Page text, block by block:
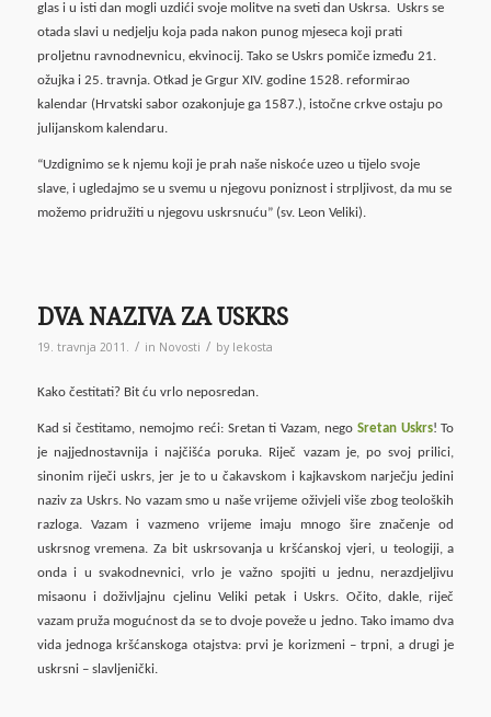
glas i u isti dan mogli uzdići svoje molitve na sveti dan Uskrsa. Uskrs se
otada slavi u nedjelju koja pada nakon punog mjeseca koji prati
proljetnu ravnodnevnicu, ekvinocij. Tako se Uskrs pomiče između 21.
ožujka i 25. travnja. Otkad je Grgur XIV. godine 1528. reformirao
kalendar (Hrvatski sabor ozakonjuje ga 1587.), istočne crkve ostaju po
julijanskom kalendaru.
“Uzdignimo se k njemu koji je prah naše niskoće uzeo u tijelo svoje
slave, i ugledajmo se u svemu u njegovu poniznost i strpljivost, da mu se
možemo pridružiti u njegovu uskrsnuću” (sv. Leon Veliki).
DVA NAZIVA ZA USKRS
19. travnja 2011. / in Novosti / by lekosta
Kako čestitati? Bit ću vrlo neposredan.
Kad si čestitamo, nemojmo reći: Sretan ti Vazam, nego Sretan Uskrs! To
je najjednostavnija i najčišća poruka. Riječ vazam je, po svoj prilici,
sinonim riječi uskrs, jer je to u čakavskom i kajkavskom narječju jedini
naziv za Uskrs. No vazam smo u naše vrijeme oživjeli više zbog teoloških
razloga. Vazam i vazmeno vrijeme imaju mnogo šire značenje od
uskrsnog vremena. Za bit uskrsovanja u kršćanskoj vjeri, u teologiji, a
onda i u svakodnevnici, vrlo je važno spojiti u jednu, nerazdjeljivu
misaonu i doživljajnu cjelinu Veliki petak i Uskrs. Očito, dakle, riječ
vazam pruža mogućnost da se to dvoje poveže u jedno. Tako imamo dva
vida jednoga kršćanskoga otajstva: prvi je korizmeni – trpni, a drugi je
uskrsni – slavljenički.